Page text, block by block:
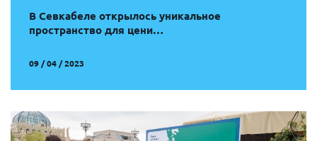
В Севкабеле открылось уникальное
пространство для цени…
09 / 04 / 2023